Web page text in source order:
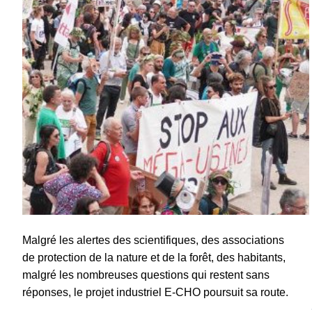
Malgré les alertes des scientifiques, des associations
de protection de la nature et de la forêt, des habitants,
malgré les nombreuses questions qui restent sans
réponses, le projet industriel E-CHO poursuit sa route.